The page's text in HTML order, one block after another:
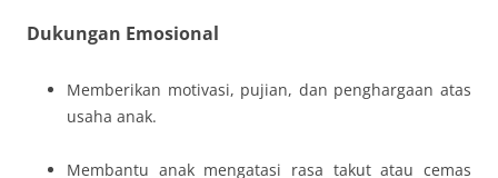
Dukungan Emosional
Memberikan motivasi, pujian, dan penghargaan atas
usaha anak.
Membantu anak mengatasi rasa takut atau cemas